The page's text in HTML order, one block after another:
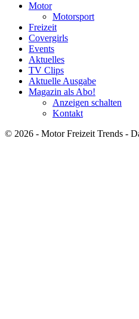
Motor
Motorsport
Freizeit
Covergirls
Events
Aktuelles
TV Clips
Aktuelle Ausgabe
Magazin als Abo!
Anzeigen schalten
Kontakt
© 2026 - Motor Freizeit Trends -